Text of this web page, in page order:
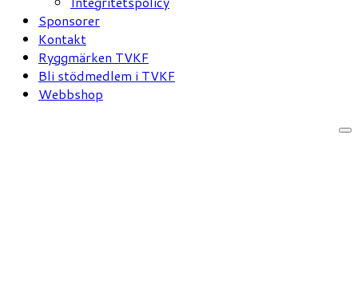
Sponsorer
Kontakt
Ryggmärken TVKF
Bli stödmedlem i TVKF
Webbshop